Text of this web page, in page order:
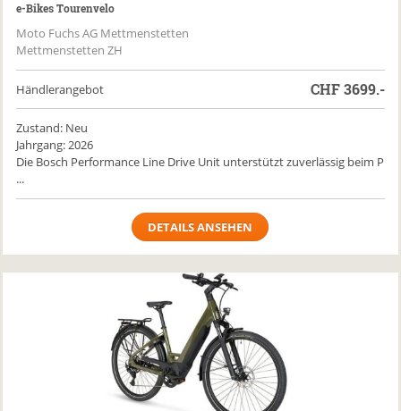
e-Bikes Tourenvelo
Moto Fuchs AG Mettmenstetten
Mettmenstetten ZH
Händlerangebot CHF3699.-
Zustand: Neu
Jahrgang: 2026
Die Bosch Performance Line Drive Unit unterstützt zuverlässig beim P
...
DETAILS ANSEHEN